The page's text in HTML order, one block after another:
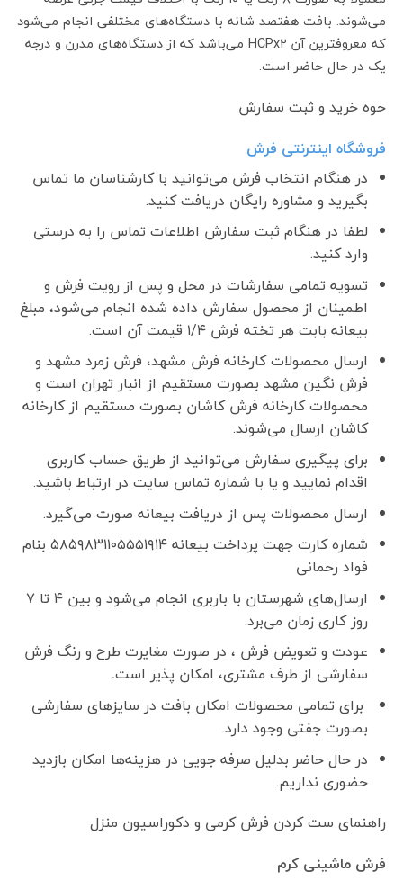
می‌شوند. بافت هفتصد شانه با دستگاه‌های مختلفی انجام می‌شود
که معروفترین آن HCPx2 می‌باشد که از دستگاه‌های مدرن و درجه
یک در حال حاضر است.
حوه خرید و ثبت سفارش
فروشگاه اینترنتی فرش
در هنگام انتخاب فرش می‌توانید با کارشناسان ما تماس
بگیرید و مشاوره رایگان دریافت کنید.
لطفا در هنگام ثبت سفارش اطلاعات تماس را به درستی
وارد کنید.
تسویه تمامی سفارشات در محل و پس از رویت فرش و
اطمینان از محصول سفارش داده شده انجام می‌شود، مبلغ
بیعانه بابت هر تخته فرش ۱/۴ قیمت آن است.
ارسال محصولات کارخانه فرش مشهد، فرش زمرد مشهد و
فرش نگین مشهد بصورت مستقیم از انبار تهران است و
محصولات کارخانه فرش کاشان بصورت مستقیم از کارخانه
کاشان ارسال می‌شوند.
برای پیگیری سفارش می‌توانید از طریق حساب کاربری
اقدام نمایید و یا با شماره تماس سایت در ارتباط باشید.
ارسال محصولات پس از دریافت بیعانه صورت می‌گیرد.
شماره کارت جهت پرداخت بیعانه ۵۸۵۹۸۳۱۱۰۵۵۵۱۹۱۴ بنام
فواد رحمانی
ارسال‌های شهرستان با باربری انجام می‌شود و بین ۴ تا ۷
روز کاری زمان می‌برد.
عودت و تعویض فرش ، در صورت مغایرت طرح و رنگ فرش
سفارشی از طرف مشتری، امکان پذیر است.
برای تمامی محصولات امکان بافت در سایزهای سفارشی
بصورت جفتی وجود دارد.
در حال حاضر بدلیل صرفه جویی در هزینه‌ها امکان بازدید
حضوری نداریم.
راهنمای ست کردن فرش کرمی و دکوراسیون منزل
فرش ماشینی کرم